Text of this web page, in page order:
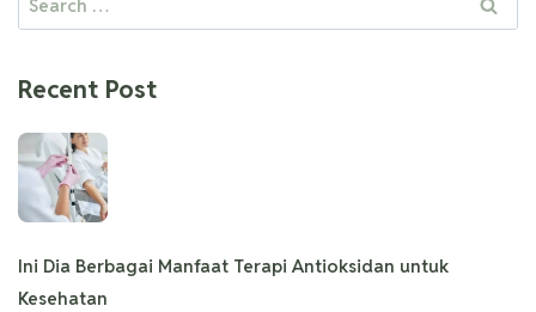
Recent Post
Ini Dia Berbagai Manfaat Terapi Antioksidan untuk
Kesehatan